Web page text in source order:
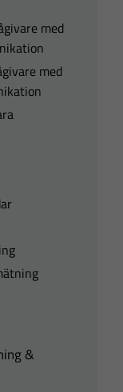
med
med
&